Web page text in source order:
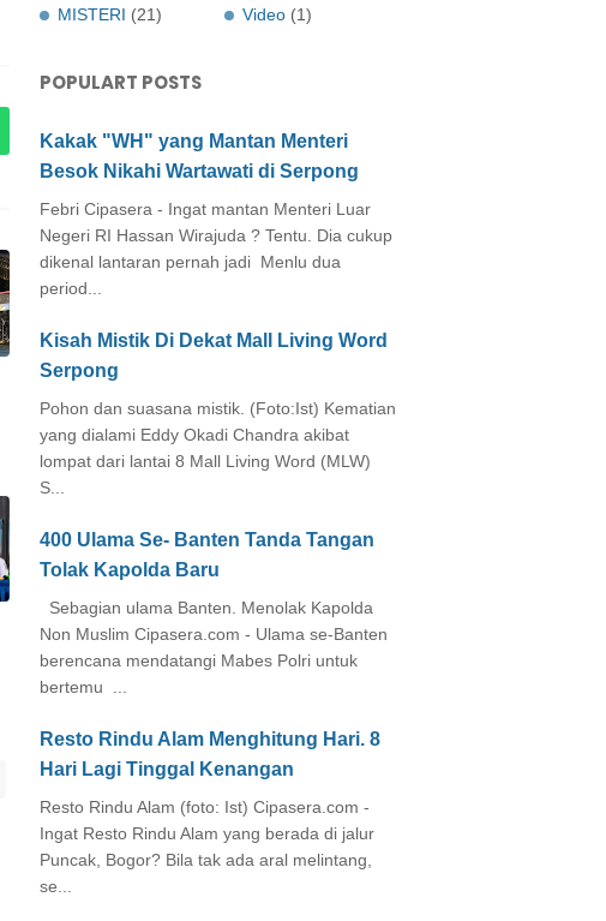
MISTERI (21)
Video (1)
POPULART POSTS
Kakak "WH" yang Mantan Menteri
Besok Nikahi Wartawati di Serpong
Febri Cipasera - Ingat mantan Menteri Luar
Negeri RI Hassan Wirajuda ? Tentu. Dia cukup
dikenal lantaran pernah jadi Menlu dua
period...
Kisah Mistik Di Dekat Mall Living Word
Serpong
Pohon dan suasana mistik. (Foto:Ist) Kematian
yang dialami Eddy Okadi Chandra akibat
lompat dari lantai 8 Mall Living Word (MLW)
S...
400 Ulama Se- Banten Tanda Tangan
Tolak Kapolda Baru
Sebagian ulama Banten. Menolak Kapolda
Non Muslim Cipasera.com - Ulama se-Banten
berencana mendatangi Mabes Polri untuk
bertemu ...
Resto Rindu Alam Menghitung Hari. 8
Hari Lagi Tinggal Kenangan
Resto Rindu Alam (foto: Ist) Cipasera.com -
Ingat Resto Rindu Alam yang berada di jalur
Puncak, Bogor? Bila tak ada aral melintang,
se...